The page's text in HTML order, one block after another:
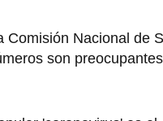
Comisión Nacional de
son